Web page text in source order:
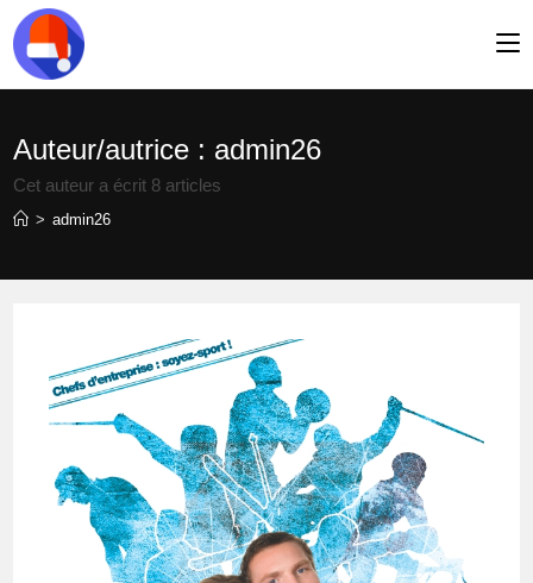
Skip
content
Auteur/autrice : admin26
Cet auteur a écrit 8 articles
> admin26